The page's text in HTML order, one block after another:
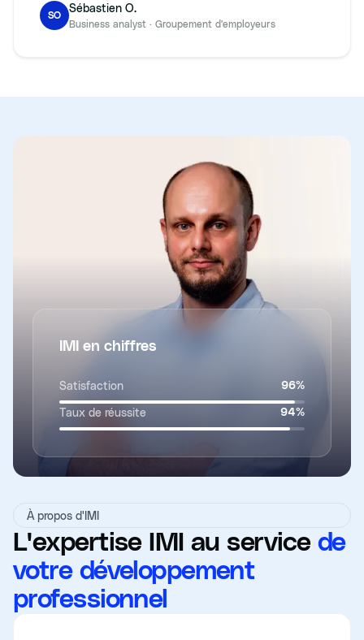
SO
Sébastien O.
Business analyst · Groupement d'employeurs
IMI en chiffres
Satisfaction 96%
Taux de réussite 94%
À propos d'IMI
L'expertise IMI au service de
votre développement
professionnel